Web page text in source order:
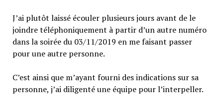
J’ai plutôt laissé écouler plusieurs jours avant de le
joindre téléphoniquement à partir d’un autre numéro
dans la soirée du 03/11/2019 en me faisant passer
pour une autre personne.
C’est ainsi que m’ayant fourni des indications sur sa
personne, j’ai diligenté une équipe pour l’interpeller.